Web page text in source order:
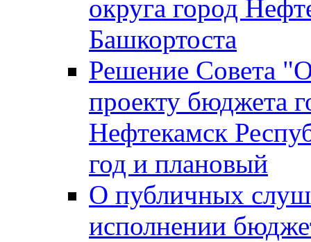
округа город
Башкортоста
Решение Совета
проекту бюджета
Нефтекамск
год и плановый
О публичных
исполнении